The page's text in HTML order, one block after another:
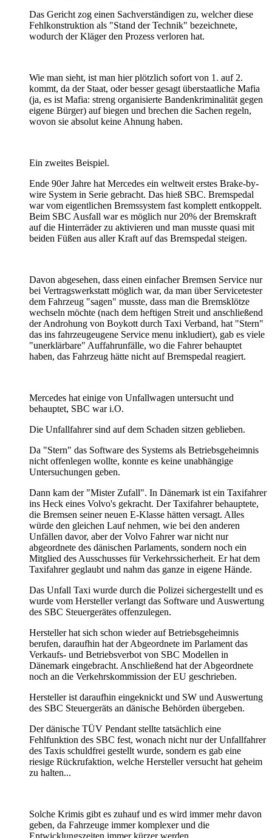
Das Gericht zog einen Sachverständigen zu, welcher diese
Fehlkonstruktion als "Stand der Technik" bezeichnete,
wodurch der Kläger den Prozess verloren hat.
Wie man sieht, ist man hier plötzlich sofort von 1. auf 2.
kommt, da der Staat, oder besser gesagt überstaatliche Mafia
(ja, es ist Mafia: streng organisierte Bandenkriminalität gegen
eigene Bürger) auf biegen und brechen die Sachen regeln,
wovon sie absolut keine Ahnung haben.
Ein zweites Beispiel.
Ende 90er Jahre hat Mercedes ein weltweit erstes Brake-by-
wire System in Serie gebracht. Das hieß SBC. Bremspedal
war vom eigentlichen Bremssystem fast komplett entkoppelt.
Beim SBC Ausfall war es möglich nur 20% der Bremskraft
auf die Hinterräder zu aktivieren und man musste quasi mit
beiden Füßen aus aller Kraft auf das Bremspedal steigen.
Davon abgesehen, dass einen einfacher Bremsen Service nur
bei Vertragswerkstatt möglich war, da man über Servicetester
dem Fahrzeug "sagen" musste, dass man die Bremsklötze
wechseln möchte (nach dem heftigen Streit und anschließend
der Androhung von Boykott durch Taxi Verband, hat "Stern"
das ins fahrzeugeugene Service menu inkludiert), gab es viele
"unerklärbare" Auffahrunfälle, wo die Fahrer behauptet
haben, das Fahrzeug hätte nicht auf Bremspedal reagiert.
Mercedes hat einige von Unfallwagen untersucht und
behauptet, SBC war i.O.
Die Unfallfahrer sind auf dem Schaden sitzen geblieben.
Da "Stern" das Software des Systems als Betriebsgeheimnis
nicht offenlegen wollte, konnte es keine unabhängige
Untersuchungen geben.
Dann kam der "Mister Zufall". In Dänemark ist ein Taxifahrer
ins Heck eines Volvo's gekracht. Der Taxifahrer behauptete,
die Bremsen seiner neuen E-Klasse hätten versagt. Alles
würde den gleichen Lauf nehmen, wie bei den anderen
Unfällen davor, aber der Volvo Fahrer war nicht nur
abgeordnete des dänischen Parlaments, sondern noch ein
Mitglied des Ausschusses für Verkehrssicherheit. Er hat dem
Taxifahrer geglaubt und nahm das ganze in eigene Hände.
Das Unfall Taxi wurde durch die Polizei sichergestellt und es
wurde vom Hersteller verlangt das Software und Auswertung
des SBC Steuergerätes offenzulegen.
Hersteller hat sich schon wieder auf Betriebsgeheimnis
berufen, daraufhin hat der Abgeordnete im Parlament das
Verkaufs- und Betriebsverbot von SBC Modellen in
Dänemark eingebracht. Anschließend hat der Abgeordnete
noch an die Verkehrskommission der EU geschrieben.
Hersteller ist daraufhin eingeknickt und SW und Auswertung
des SBC Steuergeräts an dänische Behörden übergeben.
Der dänische TÜV Pendant stellte tatsächlich eine
Fehlfunktion des SBC fest, wonach nicht nur der Unfallfahrer
des Taxis schuldfrei gestellt wurde, sondern es gab eine
riesige Rückrufaktion, welche Hersteller versucht hat geheim
zu halten...
Solche Krimis gibt es zuhauf und es wird immer mehr davon
geben, da Fahrzeuge immer komplexer und die
Entwicklungszeiten immer kürzer werden.